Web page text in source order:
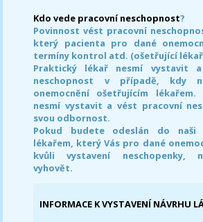
Kdo vede pracovní neschopnost?
Povinnost vést pracovní
který pacienta pro dané
termíny kontrol atd. (ošetřující
Praktický lékař nesmí vystavit
neschopnost v případě, kdy
onemocnění ošetřujícím
nesmí vystavit a vést pracovní
svou odbornost.
Pokud budete odeslán do naši
lékařem, který Vás pro dané
kvůli vystavení neschopenky,
vyhovět.
INFORMACE K VYSTAVENÍ NÁVRHU